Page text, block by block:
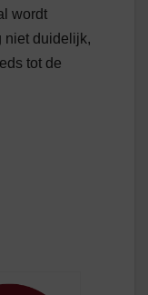
wordt
niet duidelijk,
tot de